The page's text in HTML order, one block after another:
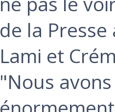
de la Presse
Lami et
"Nous avons